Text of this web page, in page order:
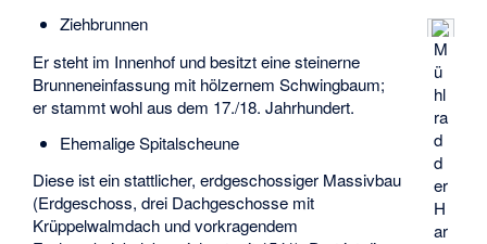
M
ü
hl
ra
d
d
er
H
ar
Ziehbrunnen
Er steht im Innenhof und besitzt eine steinerne
Brunneneinfassung mit hölzernem Schwingbaum;
er stammt wohl aus dem 17./18. Jahrhundert.
Ehemalige Spitalscheune
Diese ist ein stattlicher, erdgeschossiger Massivbau
(Erdgeschoss, drei Dachgeschosse mit
Krüppelwalmdach und vorkragendem